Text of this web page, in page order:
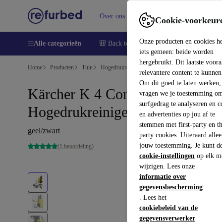
Cookie-
Onze producten en cookies
iets gemeen: beide worden
hergebruikt. Dit laatste
relevantere content te
Om dit goed te laten werken,
vragen we je toestemming
surfgedrag te analyseren en
en advertenties op jou af te
stemmen met first-party en
party cookies. Uiteraard
jouw toestemming. Je kunt
cookie-instellingen op elk
wijzigen. Lees onze
informatie over
gegevensbescherming
. Lees het
cookiebeleid van de
gegevensverwerker
Over ons Verkopen Support
Alle categorieën 🎒 Back to school Smartphones
Home Producten Tuin Hogedrukreinigers
Kärcher K 4 Compact Car
Hogedrukreiniger
geel/zwart
(1 beoordeling)